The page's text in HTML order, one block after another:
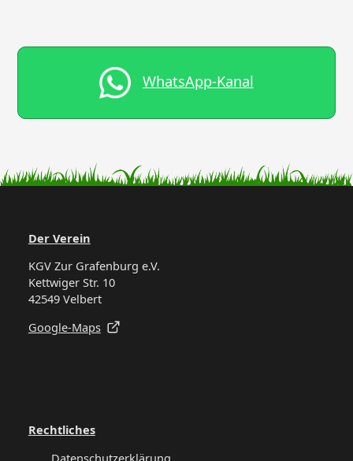
WhatsApp-Kanal
Der Verein
KGV Zur Grafenburg e.V.
Kettwiger Str. 10
42549 Velbert
Google-Maps
Rechtliches
Datenschutzerklärung